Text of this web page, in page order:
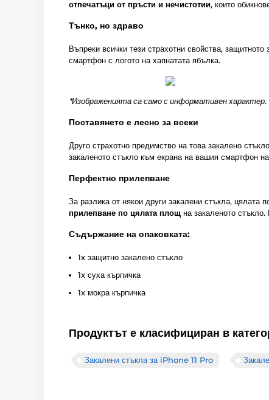
отпечатъци от пръсти и нечистотии, които
Тънко, но здраво
Въпреки всички тези страхотни свойства,
смартфон с логото на хапнатата ябълка.
*Изображенията са само с информативен характер.
Поставянето е лесно за всеки
Друго страхотно предимство на това закалено
закаленото стъкло към екрана на вашия смартфон
Перфектно прилепване
За разлика от някои други закалени стъкла, цялата
прилепване по цялата площ на закаленото
Съдържание на опаковката:
1x защитно закалено стъкло
1x суха кърпичка
1x мокра кърпичка
Продуктът е класифициран в
Закалени стъкла за iPhone 11 Pro